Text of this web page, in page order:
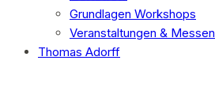
Grundlagen Workshops
Veranstaltungen & Messen
Thomas Adorff